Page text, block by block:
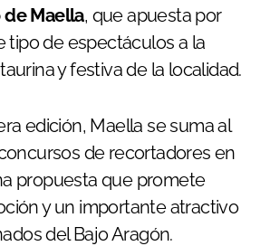
Maella, que apuesta por
tipo de espectáculos a la
y festiva de la localidad.
edición, Maella se suma al
de recortadores en
propuesta que promete
y un importante atractivo
del Bajo Aragón.